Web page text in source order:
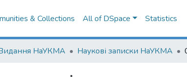
& Collections All of DSpace Statistics
НаУКМА Наукові записки НаУКМА